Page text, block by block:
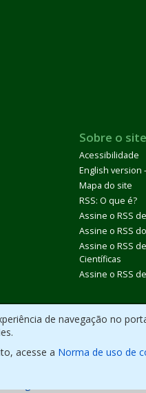
de navegação no
acesse a Norma de uso de
Sobre o site
Acessibilidade
English version
Mapa do site
RSS: O que é?
Assine o RSS
Assine o RSS
Assine o RSS
Científicas
Assine o RSS